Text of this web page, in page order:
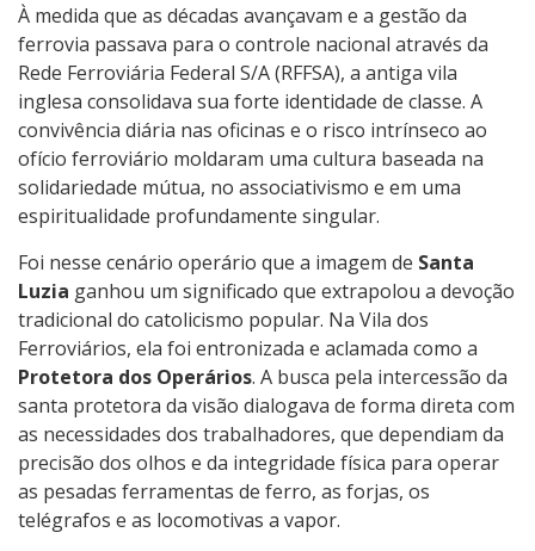
À medida que as décadas avançavam e a gestão da
ferrovia passava para o controle nacional através da
Rede Ferroviária Federal S/A (RFFSA), a antiga vila
inglesa consolidava sua forte identidade de classe. A
convivência diária nas oficinas e o risco intrínseco ao
ofício ferroviário moldaram uma cultura baseada na
solidariedade mútua, no associativismo e em uma
espiritualidade profundamente singular.
Foi nesse cenário operário que a imagem de Santa
Luzia ganhou um significado que extrapolou a devoção
tradicional do catolicismo popular. Na Vila dos
Ferroviários, ela foi entronizada e aclamada como a
Protetora dos Operários. A busca pela intercessão da
santa protetora da visão dialogava de forma direta com
as necessidades dos trabalhadores, que dependiam da
precisão dos olhos e da integridade física para operar
as pesadas ferramentas de ferro, as forjas, os
telégrafos e as locomotivas a vapor.